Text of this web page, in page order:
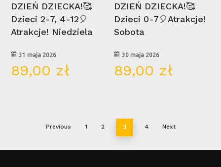
DZIEŃ DZIECKA!🥰
Dzieci 2-7, 4-12🎈
Atrakcje! Niedziela
31 maja 2026
89,00 zł
DZIEŃ DZIECKA!🥰
Dzieci 0-7🎈Atrakcje!
Sobota
30 maja 2026
89,00 zł
Previous 1 2 3 4 Next